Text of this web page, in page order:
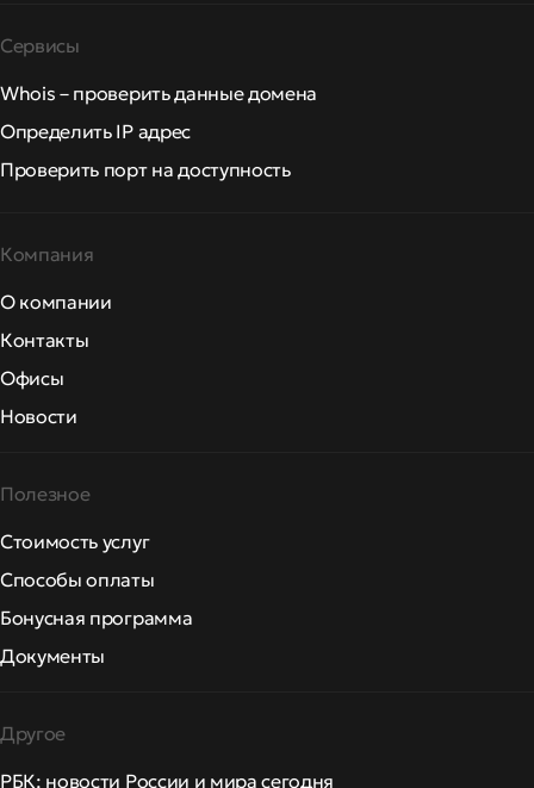
Сервисы
Whois – проверить данные домена
Определить IP адрес
Проверить порт на доступность
Компания
О компании
Контакты
Офисы
Новости
Полезное
Стоимость услуг
Способы оплаты
Бонусная программа
Документы
Другое
РБК: новости России и мира сегодня